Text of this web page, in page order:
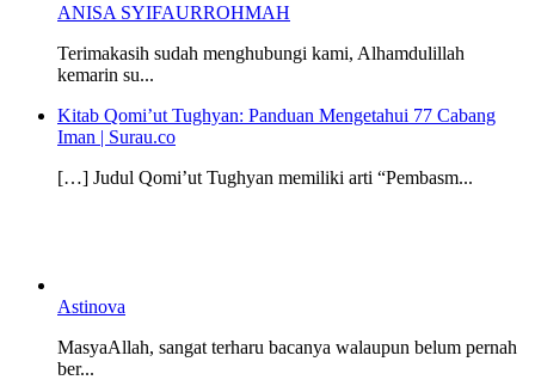
ANISA SYIFAURROHMAH
Terimakasih sudah menghubungi kami, Alhamdulillah
kemarin su...
Kitab Qomi’ut Tughyan: Panduan Mengetahui 77 Cabang
Iman | Surau.co
[…] Judul Qomi’ut Tughyan memiliki arti “Pembasm...
Astinova
MasyaAllah, sangat terharu bacanya walaupun belum pernah
ber...